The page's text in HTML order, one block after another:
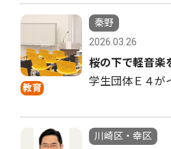
教育
秦野
2026.03.26
桜の下で軽音楽
学生団体Ｅ４が
川崎区・幸区